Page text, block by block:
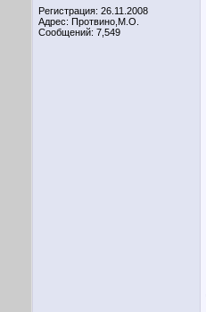
Регистрация: 26.11.2008
Адрес: Протвино,М.О.
Сообщений: 7,549